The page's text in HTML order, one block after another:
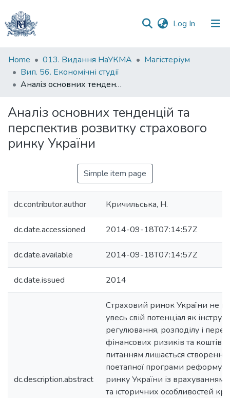
Log In (current)
Communities
&
Collections
Statistics
Home 013. Видання НаУКМА
Магістеріум
Вип. 56. Економічні студії
Аналіз основних тенденцій та перспектив розвитку страхового ринку України
Аналіз основних тенденцій та
перспектив розвитку страхового
ринку України
Simple item page
dc.contributor.author Кричильська, Н.
dc.date.accessioned 2014-09-18T07:14:57Z
dc.date.available 2014-09-18T07:14:57Z
dc.date.issued 2014
dc.description.abstract
Страховий ринок України не
увесь свій потенціал як
регулювання, розподілу і
фінансових ризиків та коштів,
питанням лишається створення
поетапної програми
ринку України із врахуванням
та історичних особливостей